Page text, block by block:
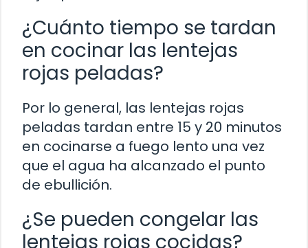
¿Cuánto tiempo se tardan
en cocinar las lentejas
rojas peladas?
Por lo general, las lentejas rojas
peladas tardan entre 15 y 20 minutos
en cocinarse a fuego lento una vez
que el agua ha alcanzado el punto
de ebullición.
¿Se pueden congelar las
lentejas rojas cocidas?